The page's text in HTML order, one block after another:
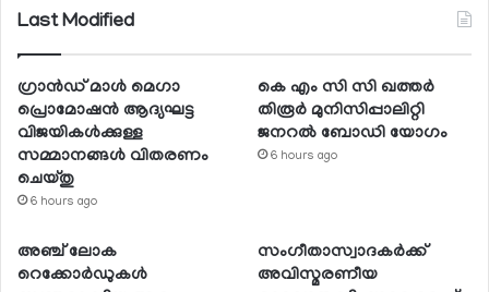
Last Modified
ഗ്രാന്‍ഡ് മാള്‍ മെഗാ
പ്രൊമോഷന്‍ ആദ്യഘട്ട
വിജയികള്‍ക്കുള്ള
സമ്മാനങ്ങള്‍ വിതരണം
ചെയ്തു
6 hours ago
കെ എം സി സി ഖത്തര്‍
തിരൂര്‍ മുനിസിപ്പാലിറ്റി
ജനറല്‍ ബോഡി യോഗം
6 hours ago
അഞ്ച് ലോക
റെക്കോര്‍ഡുകള്‍
സംഗീതാസ്വാദകര്‍ക്ക്
അവിസ്മരണീയ